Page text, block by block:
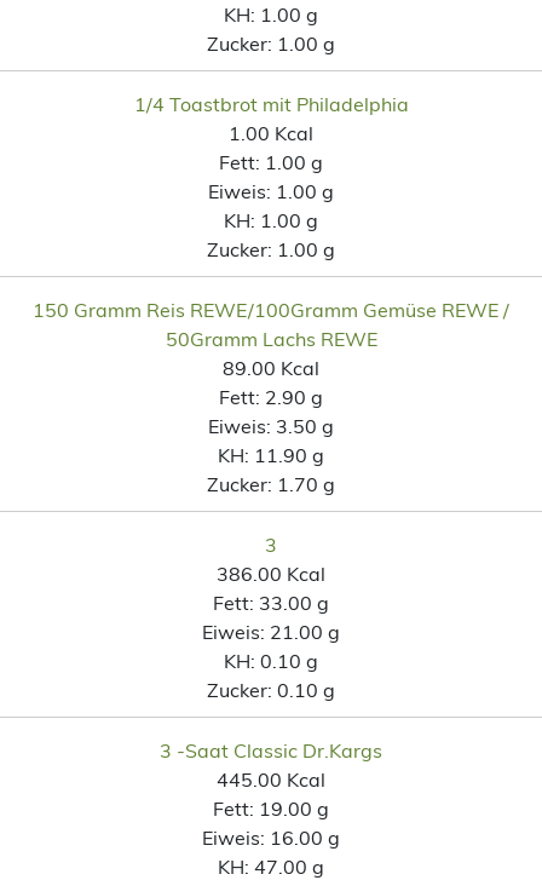
KH: 1.00 g
Zucker: 1.00 g
1/4 Toastbrot mit Philadelphia
1.00 Kcal
Fett: 1.00 g
Eiweis: 1.00 g
KH: 1.00 g
Zucker: 1.00 g
150 Gramm Reis REWE/100Gramm Gemüse REWE /
50Gramm Lachs REWE
89.00 Kcal
Fett: 2.90 g
Eiweis: 3.50 g
KH: 11.90 g
Zucker: 1.70 g
3
386.00 Kcal
Fett: 33.00 g
Eiweis: 21.00 g
KH: 0.10 g
Zucker: 0.10 g
3 -Saat Classic Dr.Kargs
445.00 Kcal
Fett: 19.00 g
Eiweis: 16.00 g
KH: 47.00 g